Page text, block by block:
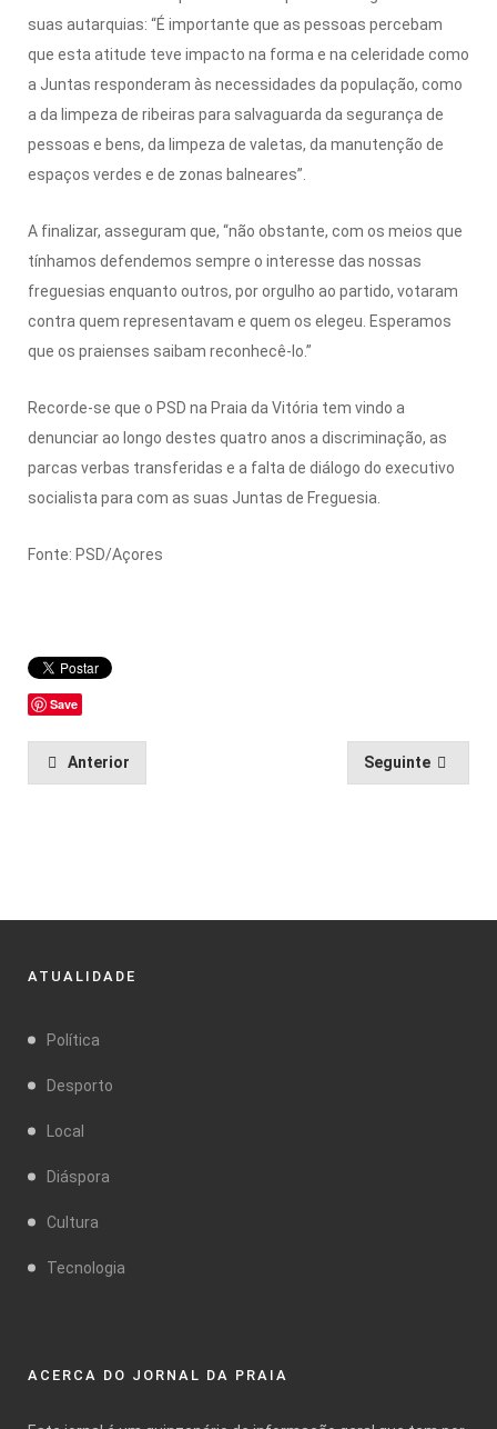
suas autarquias: “É importante que as pessoas percebam
que esta atitude teve impacto na forma e na celeridade como
a Juntas responderam às necessidades da população, como
a da limpeza de ribeiras para salvaguarda da segurança de
pessoas e bens, da limpeza de valetas, da manutenção de
espaços verdes e de zonas balneares”.
A finalizar, asseguram que, “não obstante, com os meios que
tínhamos defendemos sempre o interesse das nossas
freguesias enquanto outros, por orgulho ao partido, votaram
contra quem representavam e quem os elegeu. Esperamos
que os praienses saibam reconhecê-lo.”
Recorde-se que o PSD na Praia da Vitória tem vindo a
denunciar ao longo destes quatro anos a discriminação, as
parcas verbas transferidas e a falta de diálogo do executivo
socialista para com as suas Juntas de Freguesia.
Fonte: PSD/Açores
Save
Anterior Seguinte
ATUALIDADE
Política
Desporto
Local
Diáspora
Cultura
Tecnologia
ACERCA DO JORNAL DA PRAIA